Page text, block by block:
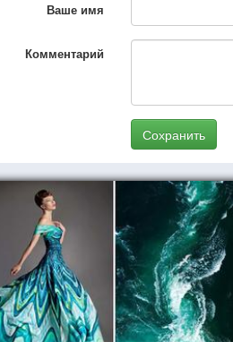
Ваше имя
Комментарий
Сохранить